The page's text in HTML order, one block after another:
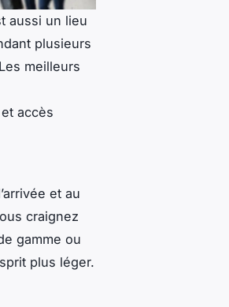
aussi un lieu
plusieurs
meilleurs
accès
et au
craignez
gamme ou
plus léger.